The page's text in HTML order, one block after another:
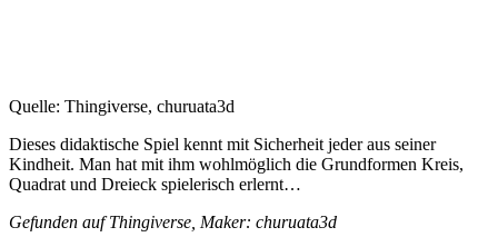
Quelle: Thingiverse, churuata3d
Dieses didaktische Spiel kennt mit Sicherheit jeder aus seiner
Kindheit. Man hat mit ihm wohlmöglich die Grundformen Kreis,
Quadrat und Dreieck spielerisch erlernt…
Gefunden auf Thingiverse, Maker: churuata3d